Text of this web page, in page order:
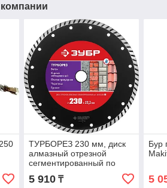
ТУРБОРЕЗ 230 мм, диск
алмазный отрезной
сегментированный по
бетону, кирпичу, камню,
ЗУБР
5 910₸
Бур
5